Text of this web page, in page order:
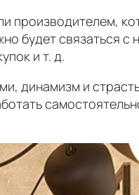
производителем,
будет связаться с
и т. д.
динамизм и